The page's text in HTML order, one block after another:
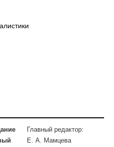
Главный редактор:
Е. А. Мамцева